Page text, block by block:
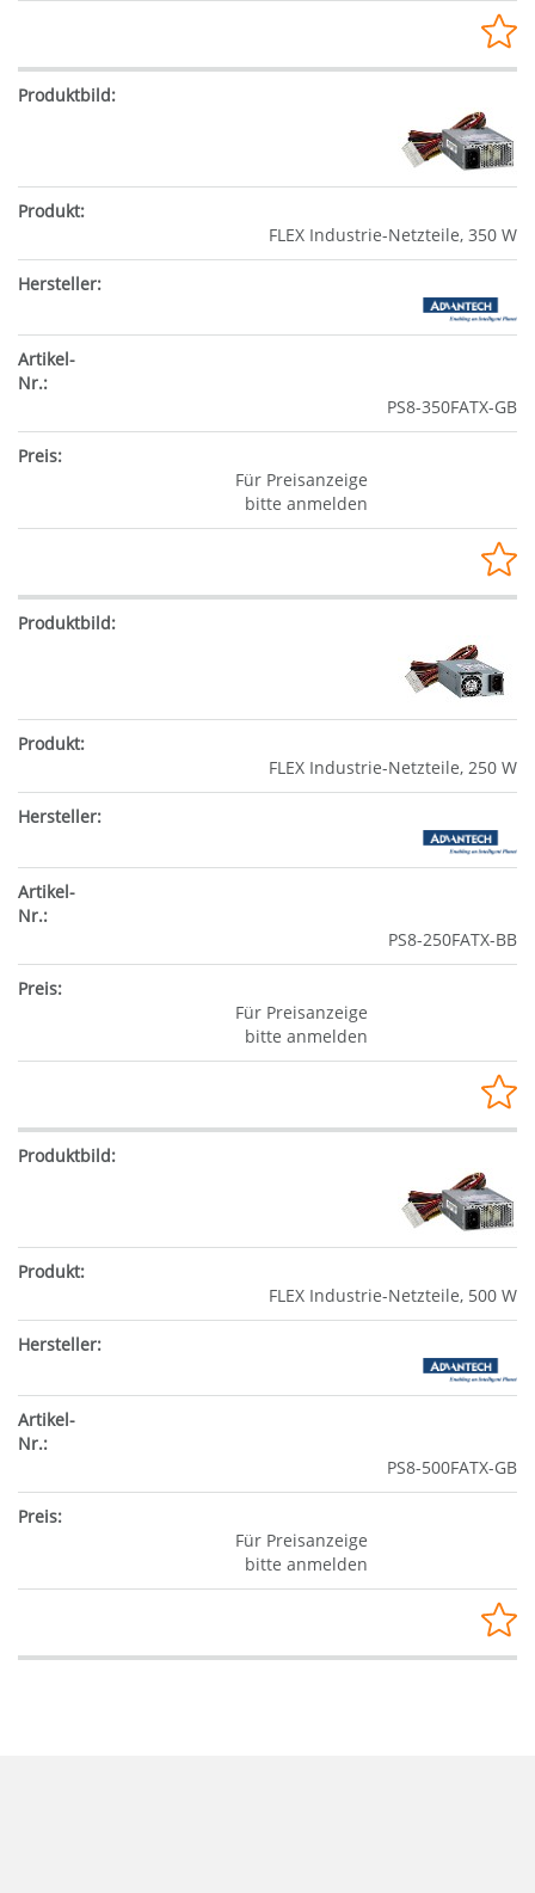
FLEX Industrie-Netzteile, 350 W
PS8-350FATX-GB
Für Preisanzeige
bitte anmelden
FLEX Industrie-Netzteile, 250 W
PS8-250FATX-BB
Für Preisanzeige
bitte anmelden
FLEX Industrie-Netzteile, 500 W
PS8-500FATX-GB
Für Preisanzeige
bitte anmelden